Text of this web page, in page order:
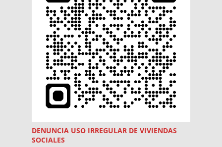
DENUNCIA USO IRREGULAR DE VIVIENDAS
SOCIALES